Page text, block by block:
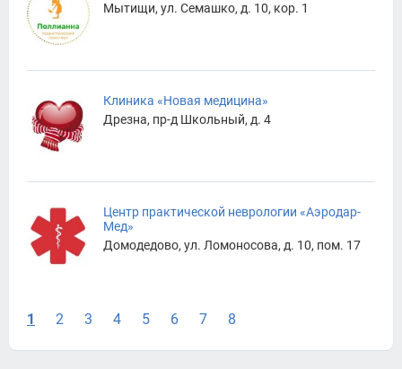
Мытищи, ул. Семашко, д. 10, кор. 1
Клиника «Новая медицина»
Дрезна, пр-д Школьный, д. 4
Центр практической неврологии «Аэродар-
Мед»
Домодедово, ул. Ломоносова, д. 10, пом. 17
1 2 3 4 5 6 7 8